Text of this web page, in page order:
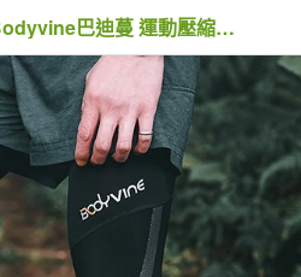
換一件壓縮褲上山-Bodyvine巴迪蔓 運動壓縮長褲